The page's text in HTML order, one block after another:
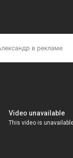
в рекламе